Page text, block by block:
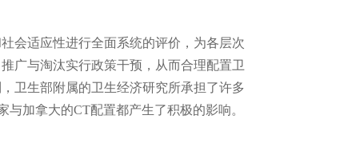
适应性进行全面系统的评价，为各层次
广与淘汰实行政策干预，从而合理配置卫
卫生部附属的卫生经济研究所承担了许多
加拿大的CT配置都产生了积极的影响。